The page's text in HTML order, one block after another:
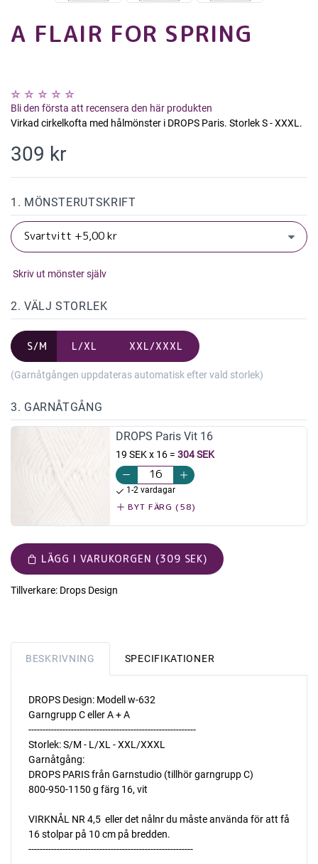
A FLAIR FOR SPRING
Bli den första att recensera den här produkten
Virkad cirkelkofta med hålmönster i DROPS Paris. Storlek S - XXXL.
309 kr
1. MÖNSTERUTSKRIFT
Skriv ut mönster själv
2. VÄLJ STORLEK
S/M L/XL XXL/XXXL
(Garnåtgången uppdateras automatisk efter vald storlek)
3. GARNÅTGÅNG
DROPS Paris Vit 16
19 SEK x 16= 304 SEK
1-2 vardagar
BYT FÄRG (58)
LÄGG I VARUKORGEN (309 SEK)
Tillverkare: Drops Design
BESKRIVNING SPECIFIKATIONER
DROPS Design: Modell w-632
Garngrupp C eller A + A
-----------------------------------------------------------
Storlek: S/M - L/XL - XXL/XXXL
Garnåtgång:
DROPS PARIS från Garnstudio (tillhör garngrupp C)
800-950-1150 g färg 16, vit
VIRKNÅL NR 4,5  eller det nålnr du måste använda för att få
16 stolpar på 10 cm på bredden.
----------------------------------------------------------